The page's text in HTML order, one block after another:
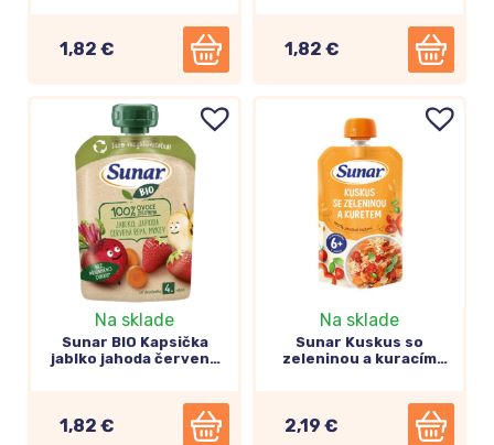
Kaše mliečne nemliečne
1,82 € 1,82 €
Na sklade
Sunar BIO Kapsička
jablko jahoda červená
1,82 €
Na sklade
Sunar Kuskus so
zeleninou a kuracím
2,19 €